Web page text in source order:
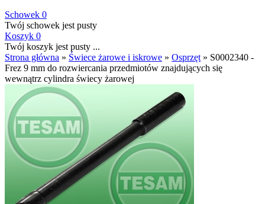
Schowek 0
Twój schowek jest pusty
Koszyk 0
Twój koszyk jest pusty ...
Strona główna » Świece żarowe i iskrowe » Osprzęt » S0002340 -
Frez 9 mm do rozwiercania przedmiotów znajdujących się
wewnątrz cylindra świecy żarowej